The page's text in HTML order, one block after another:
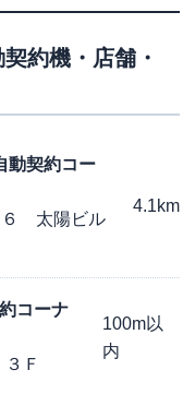
約機・店舗・
動契約コー
６ 太陽ビル
4.1km
コーナ
Ｆ
100m以
内